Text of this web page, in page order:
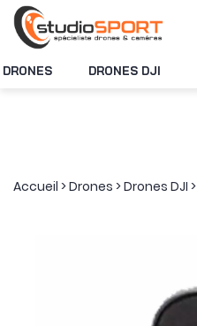
DRONES DRONES DJI
Accueil >Drones >Drones DJI >